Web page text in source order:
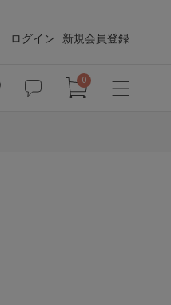
ログイン 新規会員登録
0